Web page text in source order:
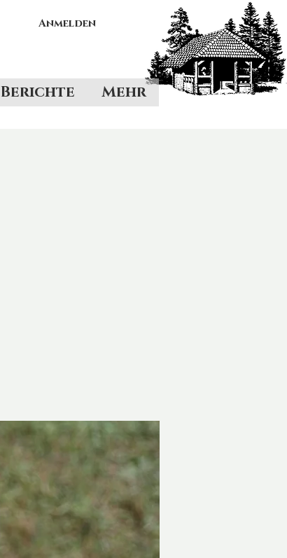
Anmelden
Berichte Mehr